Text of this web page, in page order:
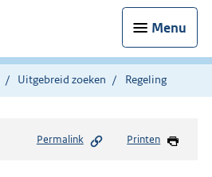
Menu
Uitgebreid zoeken Regeling
Permalink Printen